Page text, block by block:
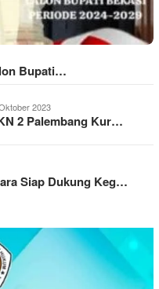
Bupati…
2023
2 Palembang Kur…
Siap Dukung Keg…